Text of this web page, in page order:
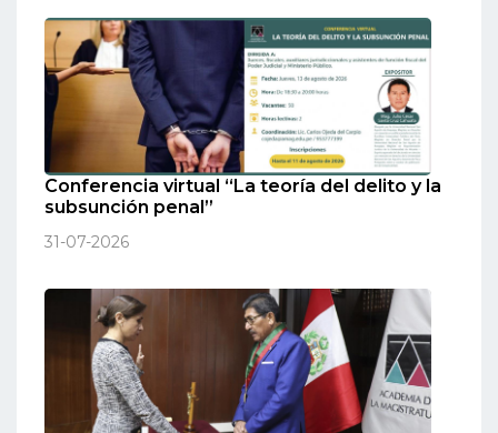
Conferencia virtual “La teoría del delito y la
subsunción penal”
31-07-2026